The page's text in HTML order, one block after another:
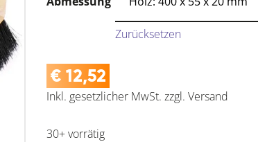
Zurücksetzen
€ 12,52
Inkl. gesetzlicher MwSt. zzgl. Versand
30+ vorrätig